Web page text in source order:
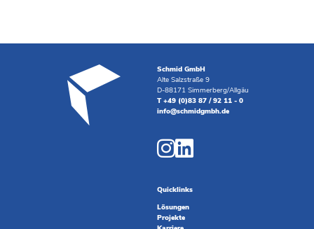
Schmid GmbH
Alte Salzstraße 9
D-88171 Simmerberg/Allgäu
T +49 (0)83 87 / 92 11 - 0
info@schmidgmbh.de
Quicklinks
Lösungen
Projekte